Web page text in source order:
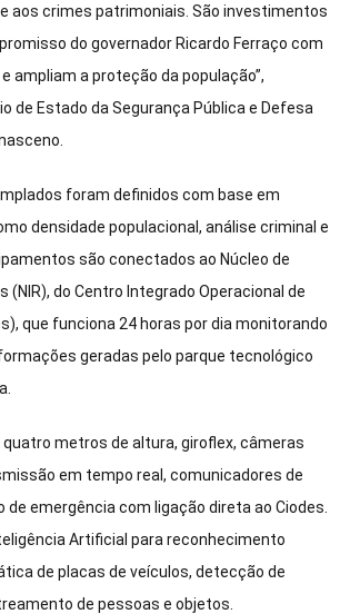
aos crimes patrimoniais. São investimentos
do governador Ricardo Ferraço com
ampliam a proteção da população”,
de Estado da Segurança Pública e Defesa
foram definidos com base em
densidade populacional, análise criminal e
são conectados ao Núcleo de
(NIR), do Centro Integrado Operacional de
que funciona 24 horas por dia monitorando
geradas pelo parque tecnológico
metros de altura, giroflex, câmeras
em tempo real, comunicadores de
emergência com ligação direta ao Ciodes.
Artificial para reconhecimento
de placas de veículos, detecção de
de pessoas e objetos.